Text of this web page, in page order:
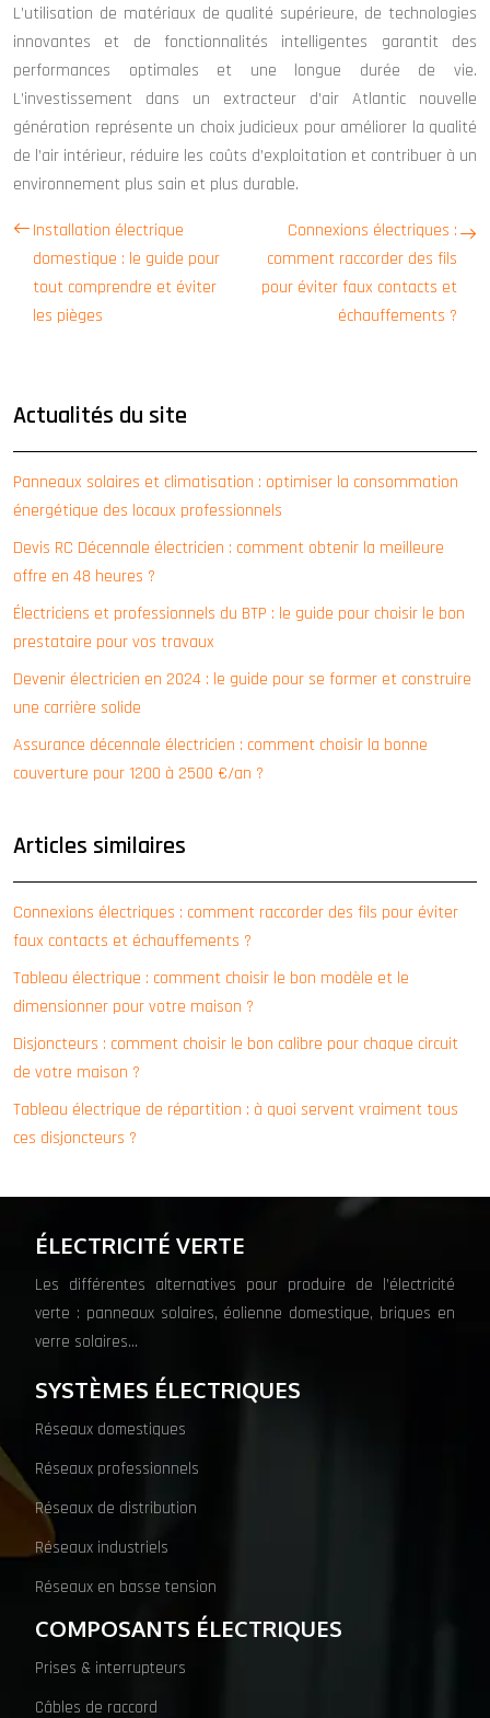
L’utilisation de matériaux de qualité supérieure, de technologies
innovantes et de fonctionnalités intelligentes garantit des
performances optimales et une longue durée de vie.
L’investissement dans un extracteur d’air Atlantic nouvelle
génération représente un choix judicieux pour améliorer la qualité
de l’air intérieur, réduire les coûts d’exploitation et contribuer à un
environnement plus sain et plus durable.
Installation électrique
domestique : le guide pour
tout comprendre et éviter
les pièges
Connexions électriques :
comment raccorder des fils
pour éviter faux contacts et
échauffements ?
Actualités du site
Panneaux solaires et climatisation : optimiser la consommation
énergétique des locaux professionnels
Devis RC Décennale électricien : comment obtenir la meilleure
offre en 48 heures ?
Électriciens et professionnels du BTP : le guide pour choisir le bon
prestataire pour vos travaux
Devenir électricien en 2024 : le guide pour se former et construire
une carrière solide
Assurance décennale électricien : comment choisir la bonne
couverture pour 1200 à 2500 €/an ?
Articles similaires
Connexions électriques : comment raccorder des fils pour éviter
faux contacts et échauffements ?
Tableau électrique : comment choisir le bon modèle et le
dimensionner pour votre maison ?
Disjoncteurs : comment choisir le bon calibre pour chaque circuit
de votre maison ?
Tableau électrique de répartition : à quoi servent vraiment tous
ces disjoncteurs ?
ÉLECTRICITÉ VERTE
Les différentes alternatives pour produire de l’électricité
verte : panneaux solaires, éolienne domestique, briques en
verre solaires…
SYSTÈMES ÉLECTRIQUES
Réseaux domestiques
Réseaux professionnels
Réseaux de distribution
Réseaux industriels
Réseaux en basse tension
COMPOSANTS ÉLECTRIQUES
Prises & interrupteurs
Câbles de raccord